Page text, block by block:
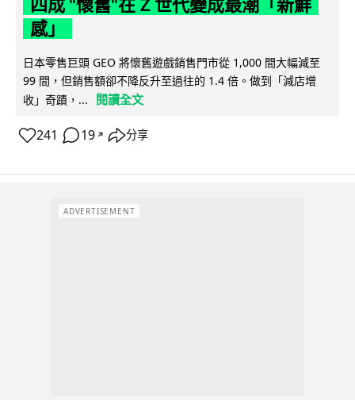
四成 "懷舊"在 Z 世代變成最潮「新鮮
感」
日本零售巨頭 GEO 將懷舊遊戲銷售門市從 1,000 間大幅減至
99 間，但銷售額卻不降反升至過往的 1.4 倍。做到「減店增
收」奇蹟，...
閱讀全文
241 19 ↗ 分享
ADVERTISEMENT